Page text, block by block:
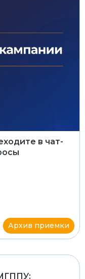
в чат-
Архив приемки